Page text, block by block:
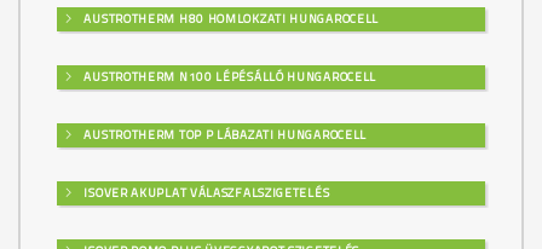
AUSTROTHERM H80 HOMLOKZATI HUNGAROCELL
AUSTROTHERM N100 LÉPÉSÁLLÓ HUNGAROCELL
AUSTROTHERM TOP P LÁBAZATI HUNGAROCELL
ISOVER AKUPLAT VÁLASZFALSZIGETELÉS